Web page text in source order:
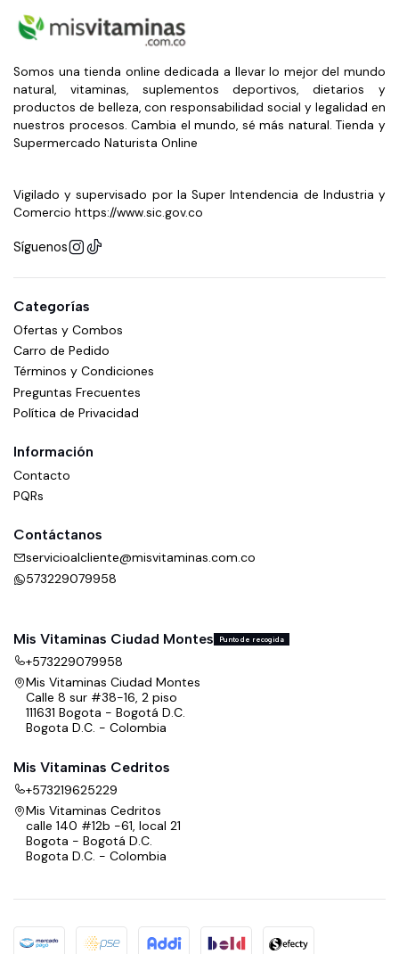
Somos una tienda online dedicada a llevar lo mejor del mundo
natural, vitaminas, suplementos deportivos, dietarios y
productos de belleza, con responsabilidad social y legalidad en
nuestros procesos. Cambia el mundo, sé más natural. Tienda y
Supermercado Naturista Online
Vigilado y supervisado por la Super Intendencia de Industria y
Comercio https://www.sic.gov.co
Síguenos
Categorías
Ofertas y Combos
Carro de Pedido
Términos y Condiciones
Preguntas Frecuentes
Política de Privacidad
Información
Contacto
PQRs
Contáctanos
servicioalcliente@misvitaminas.com.co
573229079958
Mis Vitaminas Ciudad Montes Punto de recogida
+573229079958
Mis Vitaminas Ciudad Montes
Calle 8 sur #38-16, 2 piso
111631 Bogota - Bogotá D.C.
Bogota D.C. - Colombia
Mis Vitaminas Cedritos
+573219625229
Mis Vitaminas Cedritos
calle 140 #12b -61, local 21
Bogota - Bogotá D.C.
Bogota D.C. - Colombia